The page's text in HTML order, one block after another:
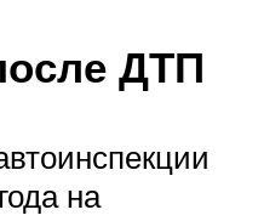
ДТП
на